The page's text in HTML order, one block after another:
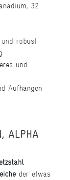
32
robust
und
Aufhängen
ALPHA
der etwas